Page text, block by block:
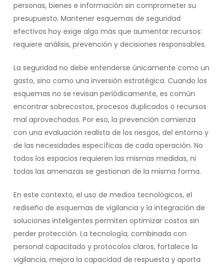
personas, bienes e información sin comprometer su
presupuesto. Mantener esquemas de seguridad
efectivos hoy exige algo más que aumentar recursos:
requiere análisis, prevención y decisiones responsables.
La seguridad no debe entenderse únicamente como un
gasto, sino como una inversión estratégica. Cuando los
esquemas no se revisan periódicamente, es común
encontrar sobrecostos, procesos duplicados o recursos
mal aprovechados. Por eso, la prevención comienza
con una evaluación realista de los riesgos, del entorno y
de las necesidades específicas de cada operación. No
todos los espacios requieren las mismas medidas, ni
todas las amenazas se gestionan de la misma forma.
En este contexto, el uso de medios tecnológicos, el
rediseño de esquemas de vigilancia y la integración de
soluciones inteligentes permiten optimizar costos sin
perder protección. La tecnología, combinada con
personal capacitado y protocolos claros, fortalece la
vigilancia, mejora la capacidad de respuesta y aporta